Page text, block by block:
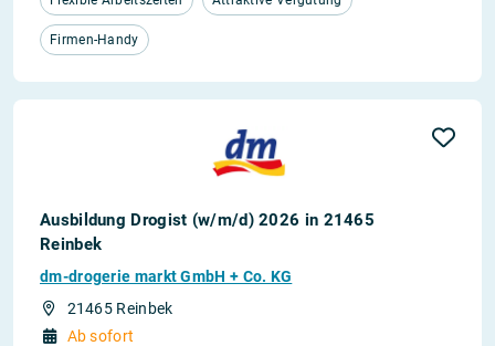
Firmen-Handy
Ausbildung Drogist (w/m/d) 2026 in 21465
Reinbek
dm-drogerie markt GmbH + Co. KG
21465 Reinbek
Ab sofort